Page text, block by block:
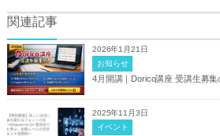
関連記事
2026年1月21日
お知らせ
4月開講｜Dorico講座 受講生募集
2025年11月3日
イベント